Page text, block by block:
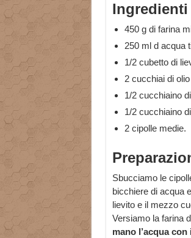
Ingredienti
450 g di farina
250 ml d acqua
1/2 cubetto di
2 cucchiai di
1/2 cucchiaino
1/2 cucchiaino
2 cipolle medie.
Sbucciamo le
bicchiere di acqua
lievito e il mezzo
Versiamo la farina
mano l’acqua